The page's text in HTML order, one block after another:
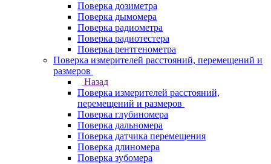
Поверка дозиметра
Поверка дымомера
Поверка радиометра
Поверка радиотестера
Поверка рентгенометра
Поверка измерителей расстояний, перемещений и
размеров
Назад
Поверка измерителей расстояний,
перемещений и размеров
Поверка глубиномера
Поверка дальномера
Поверка датчика перемещения
Поверка длиномера
Поверка зубомера